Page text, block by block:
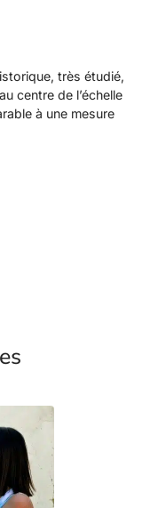
très étudié,
centre de l’échelle
à une mesure